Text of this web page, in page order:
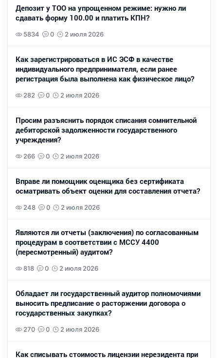
Депозит у ТОО на упрощенном режиме: нужно ли
сдавать форму 100.00 и платить КПН?
5834 0 2 июля 2026
Как зарегистрироваться в ИС ЭСФ в качестве
индивидуального предпринимателя, если ранее
регистрация была выполнена как физическое лицо?
282 0 2 июля 2026
Просим разъяснить порядок списания сомнительной
дебиторской задолженности государственного
учреждения?
266 0 2 июля 2026
Вправе ли помощник оценщика без сертификата
осматривать объект оценки для составления отчета?
248 0 2 июля 2026
Являются ли отчеты (заключения) по согласованным
процедурам в соответствии с МССУ 4400
(пересмотренный) аудитом?
818 0 2 июля 2026
Обладает ли государственный аудитор полномочиями
выносить предписание о расторжении договора о
государственных закупках?
270 0 2 июля 2026
Как списывать стоимость лицензии нерезидента при